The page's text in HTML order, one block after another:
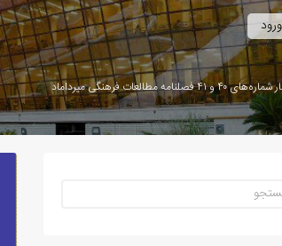
ورود
۴۰ و ۴۱ فصلنامه مطالعات فرهنگی میرداماد